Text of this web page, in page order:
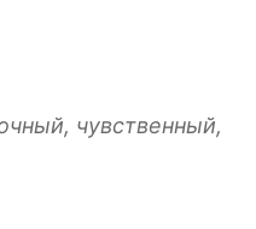
чувственный,